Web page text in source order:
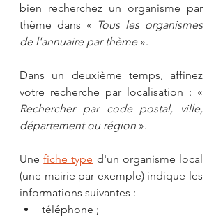
bien recherchez un organisme par
thème dans « Tous les organismes
de l'annuaire par thème ».
Dans un deuxième temps, affinez
Rechercher par code postal, ville,
département ou région ».
Une fiche type d'un organisme local
(une mairie par exemple) indique les
informations suivantes :
téléphone ;